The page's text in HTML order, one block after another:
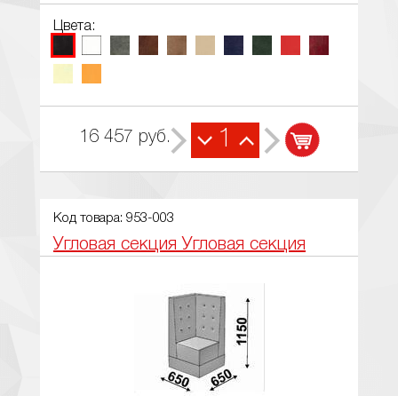
Цвета:
16 457 руб. 1
Код товара: 953-003
Угловая секция Угловая секция